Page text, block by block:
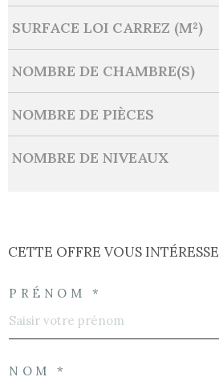
SURFACE LOI CARREZ (M²)
NOMBRE DE CHAMBRE(S)
NOMBRE DE PIÈCES
NOMBRE DE NIVEAUX
CETTE OFFRE VOUS INTÉRESSE
PRÉNOM *
NOM *